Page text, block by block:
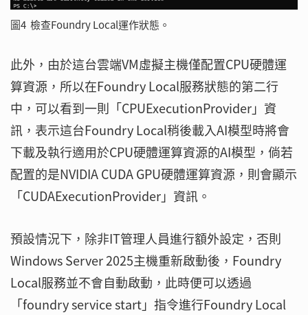
圖4 檢查Foundry Local運作狀態。
此外，由於這台雲端VM虛擬主機僅配置CPU硬體運
算資源，所以在Foundry Local服務狀態的第二行
中，可以看到一則「CPUExecutionProvider」資
訊，表示這台Foundry Local稍後載入AI模型時將會
下載及執行適用於CPU硬體運算資源的AI模型，倘若
配置的是NVIDIA CUDA GPU硬體運算資源，則會顯示
「CUDAExecutionProvider」資訊。
預設情況下，除非IT管理人員進行額外設定，否則
Windows Server 2025主機重新啟動後，Foundry
Local服務並不會自動啟動，此時便可以透過
「foundry service start」指令進行Foundry Local